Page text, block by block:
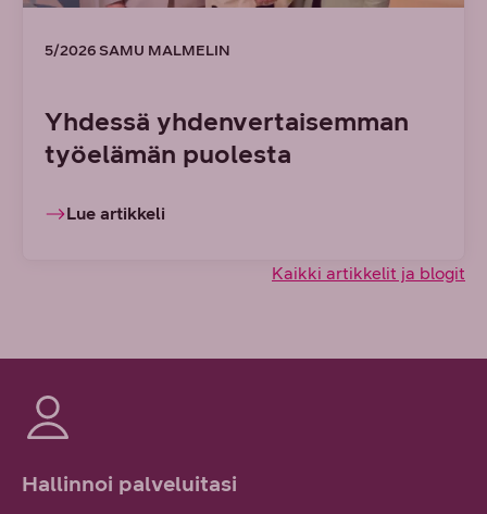
5/2026 SAMU MALMELIN
Yhdessä yhdenvertaisemman
työelämän puolesta
Lue artikkeli
Kaikki artikkelit ja blogit
Hallinnoi palveluitasi